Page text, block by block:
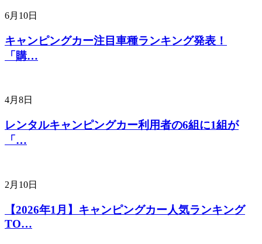
6月10日
キャンピングカー注目車種ランキング発表！
「購…
4月8日
レンタルキャンピングカー利用者の6組に1組が
「…
2月10日
【2026年1月】キャンピングカー人気ランキング
TO…